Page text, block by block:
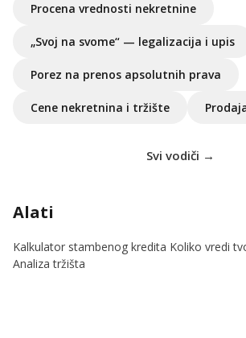
Procena vrednosti nekretnine
„Svoj na svome“ — legalizacija i upis
Porez na prenos apsolutnih prava
Cene nekretnina i tržište
Svi vodiči →
Alati
Kalkulator stambenog kredita Koliko vredi
Analiza tržišta